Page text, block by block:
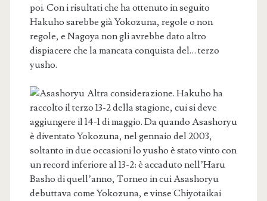
poi. Con i risultati che ha ottenuto in seguito
Hakuho sarebbe già Yokozuna, regole o non
regole, e Nagoya non gli avrebbe dato altro
dispiacere che la mancata conquista del… terzo
yusho.
Altra considerazione. Hakuho ha
raccolto il terzo 13-2 della stagione, cui si deve
aggiungere il 14-1 di maggio. Da quando Asashoryu
è diventato Yokozuna, nel gennaio del 2003,
soltanto in due occasioni lo yusho è stato vinto con
un record inferiore al 13-2: è accaduto nell’Haru
Basho di quell’anno, Torneo in cui Asashoryu
debuttava come Yokozuna, e vinse Chiyotaikai